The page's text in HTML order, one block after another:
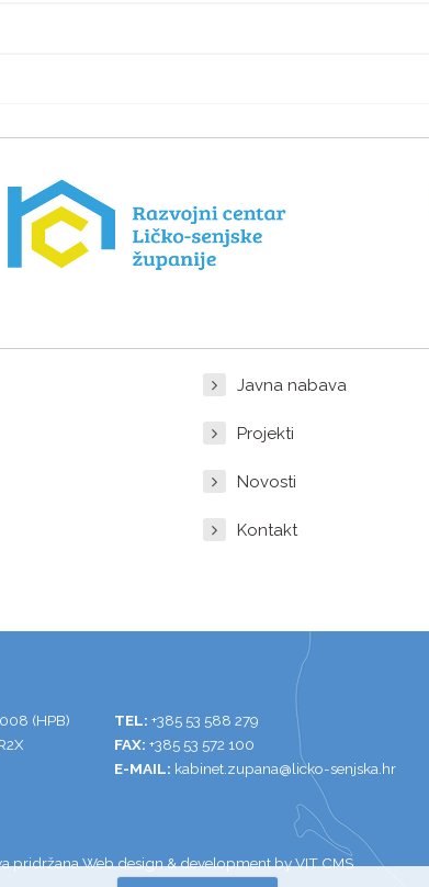
Javna nabava
Projekti
Novosti
Kontakt
(HPB)
TEL: +385 53 588 279
FAX: +385 53 572 100
E-MAIL: kabinet.zupana@licko-senjska.hr
pridržanaWeb design & development by VITCMS